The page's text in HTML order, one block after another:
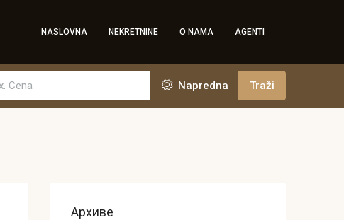
NASLOVNA NEKRETNINE O NAMA AGENTI
Napredna Traži
Архиве